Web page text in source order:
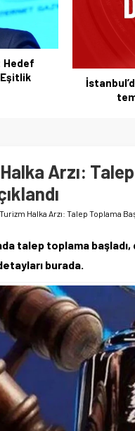
Ekenler
Esenler
Arzı:
Halka Arzı: Talep Toplama
talep toplama başladı,
burada.